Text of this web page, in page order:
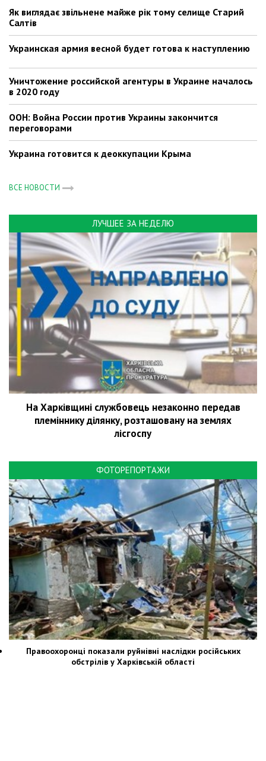
Як виглядає звільнене майже рік тому селище Старий
Салтів
Украинская армия весной будет готова к наступлению
Уничтожение российской агентуры в Украине началось
в 2020 году
ООН: Война России против Украины закончится
переговорами
Украина готовится к деоккупации Крыма
ВСЕ НОВОСТИ
ЛУЧШЕЕ ЗА НЕДЕЛЮ
На Харківщині службовець незаконно передав
племіннику ділянку, розташовану на землях
лісгоспу
ФОТОРЕПОРТАЖИ
Правоохоронці показали руйнівні наслідки російських
обстрілів у Харківській області